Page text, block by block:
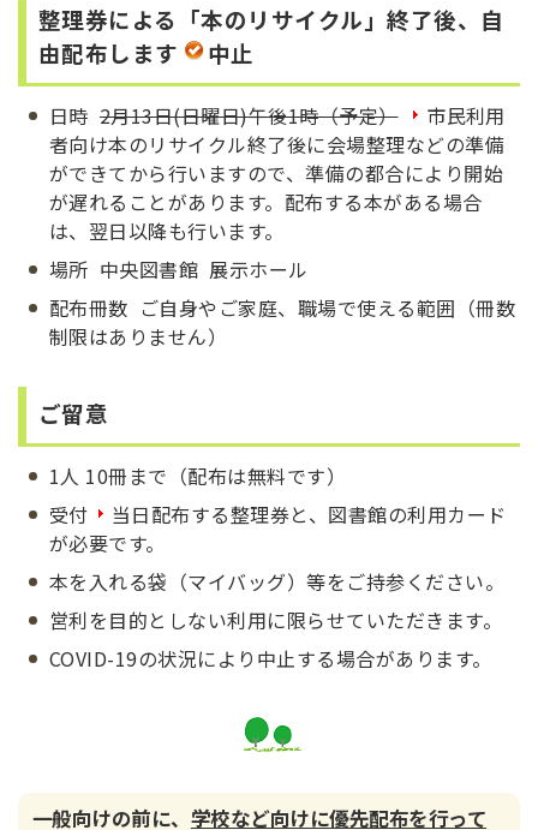
整理券による「本のリサイクル」終了後、自
由配布します
中止
日時 2月13日(日曜日)午後1時（予定）​
市民利用
者向け本のリサイクル終了後に会場整理などの準備
ができてから行いますので、準備の都合により開始
が遅れることがあります。配布する本がある場合
は、翌日以降も行います。
場所 中央図書館 展示ホール
配布冊数 ご自身やご家庭、職場で使える範囲（冊数
制限はありません）
ご留意
1人 10冊まで（配布は無料です）
受付
当日配布する整理券と、図書館の利用カード
が必要です。
本を入れる袋（マイバッグ）等をご持参ください。
営利を目的としない利用に限らせていただきます。
COVID-19の状況により中止する場合があります。
一般向けの前に、 学校など向けに優先配布を行って